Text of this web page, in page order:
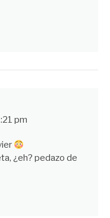
pm
¿eh? pedazo de